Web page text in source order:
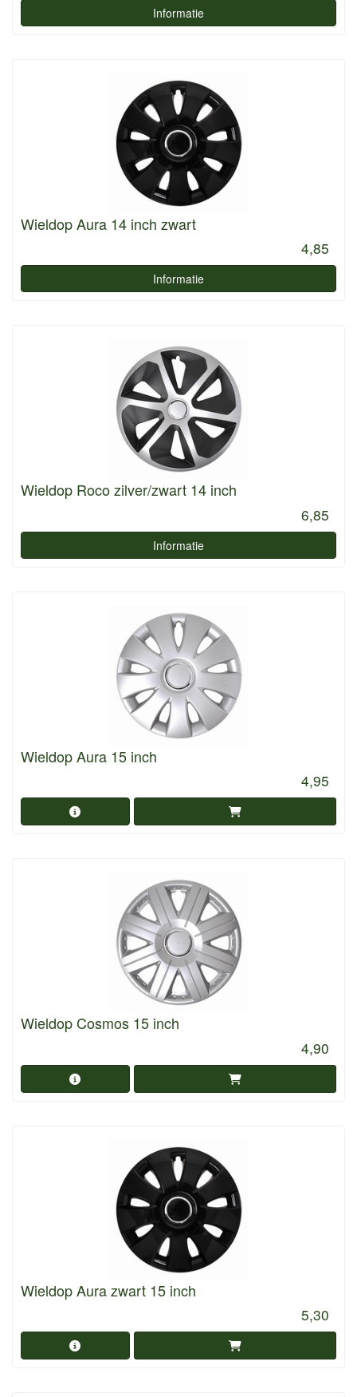
Informatie
Wieldop Aura 14 inch zwart
4,85
Informatie
Wieldop Roco zilver/zwart 14 inch
6,85
Informatie
Wieldop Aura 15 inch
4,95
Wieldop Cosmos 15 inch
4,90
Wieldop Aura zwart 15 inch
5,30